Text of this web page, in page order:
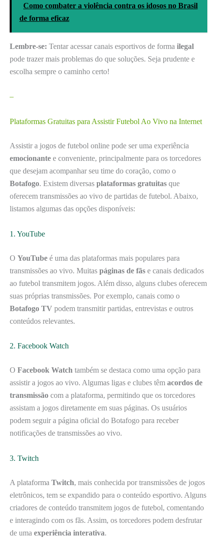
Como combater a violência contra os idosos no Brasil
de forma eficaz
Lembre-se: Tentar acessar canais esportivos de forma ilegal
pode trazer mais problemas do que soluções. Seja prudente e
escolha sempre o caminho certo!
–
Plataformas Gratuitas para Assistir Futebol Ao Vivo na Internet
Assistir a jogos de futebol online pode ser uma experiência
emocionante e conveniente, principalmente para os torcedores
que desejam acompanhar seu time do coração, como o
Botafogo. Existem diversas plataformas gratuitas que
oferecem transmissões ao vivo de partidas de futebol. Abaixo,
listamos algumas das opções disponíveis:
1. YouTube
O YouTube é uma das plataformas mais populares para
transmissões ao vivo. Muitas páginas de fãs e canais dedicados
ao futebol transmitem jogos. Além disso, alguns clubes oferecem
suas próprias transmissões. Por exemplo, canais como o
Botafogo TV podem transmitir partidas, entrevistas e outros
conteúdos relevantes.
2. Facebook Watch
O Facebook Watch também se destaca como uma opção para
assistir a jogos ao vivo. Algumas ligas e clubes têm acordos de
transmissão com a plataforma, permitindo que os torcedores
assistam a jogos diretamente em suas páginas. Os usuários
podem seguir a página oficial do Botafogo para receber
notificações de transmissões ao vivo.
3. Twitch
A plataforma Twitch, mais conhecida por transmissões de jogos
eletrônicos, tem se expandido para o conteúdo esportivo. Alguns
criadores de conteúdo transmitem jogos de futebol, comentando
e interagindo com os fãs. Assim, os torcedores podem desfrutar
de uma experiência interativa.